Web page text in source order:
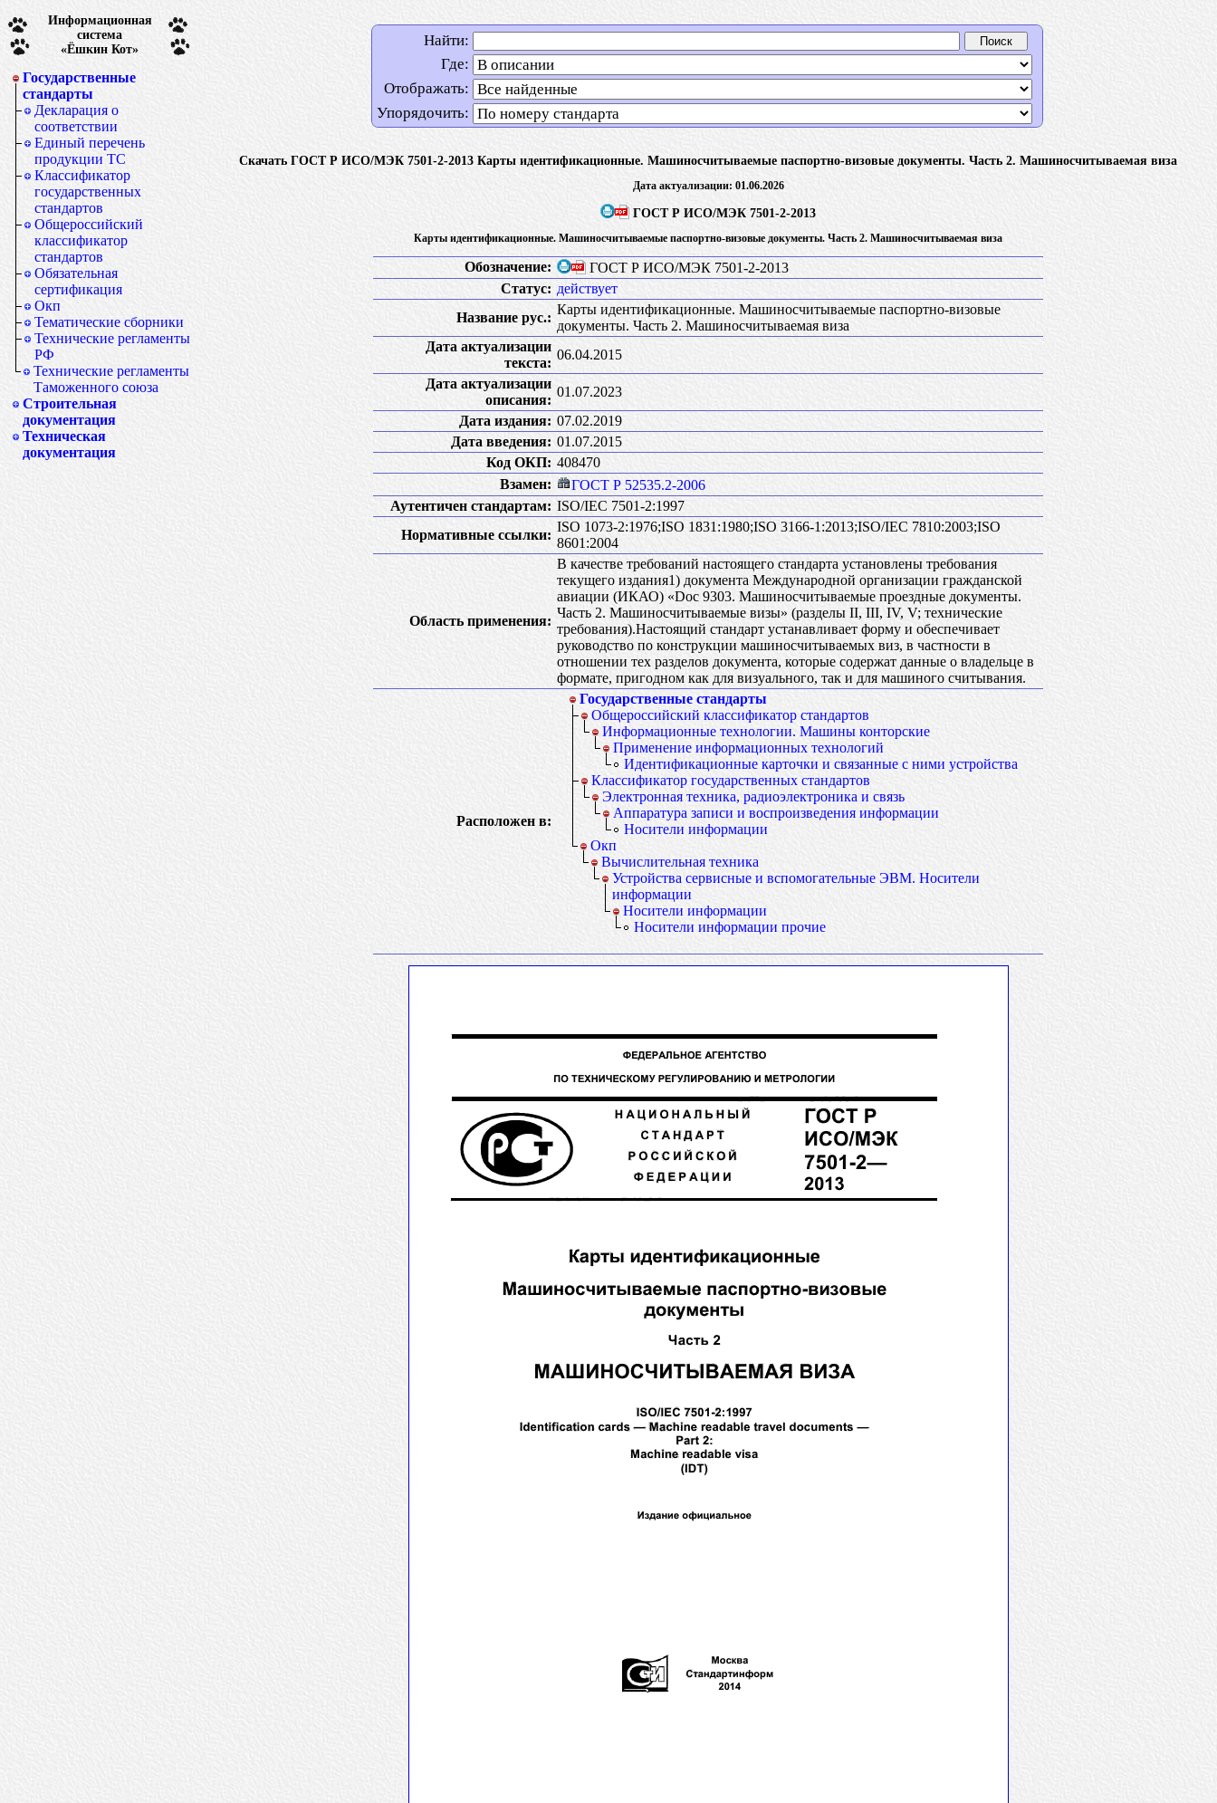
Информационная
система
«Ёшкин Кот»
Государственные
стандарты
Декларация о
соответствии
Единый перечень
продукции ТС
Классификатор
государственных
стандартов
Общероссийский
классификатор
стандартов
Обязательная
сертификация
Окп
Тематические сборники
Технические регламенты
РФ
Технические регламенты
Таможенного союза
Строительная
документация
Техническая
документация
Найти:
Где:
Отображать:
Упорядочить:
Скачать ГОСТ Р ИСО/МЭК 7501-2-2013 Карты идентификационные. Машиносчитываемые паспортно-визовые документы. Часть 2. Машиносчитываемая виза
Дата актуализации: 01.06.2026
ГОСТ Р ИСО/МЭК 7501-2-2013
Карты идентификационные. Машиносчитываемые паспортно-визовые документы. Часть 2. Машиносчитываемая виза
Обозначение:
ГОСТ Р ИСО/МЭК 7501-2-2013
Статус: действует
Название рус.:
Карты идентификационные. Машиносчитываемые паспортно-визовые
документы. Часть 2. Машиносчитываемая виза
Дата актуализации
текста:
06.04.2015
Дата актуализации
описания:
01.07.2023
Дата издания: 07.02.2019
Дата введения: 01.07.2015
Код ОКП: 408470
Взамен:
ГОСТ Р 52535.2-2006
Аутентичен стандартам: ISO/IEC 7501-2:1997
Нормативные ссылки:
ISO 1073-2:1976;ISO 1831:1980;ISO 3166-1:2013;ISO/IEC 7810:2003;ISO
8601:2004
Область применения:
В качестве требований настоящего стандарта установлены требования
текущего издания1) документа Международной организации гражданской
авиации (ИКАО) «Doc 9303. Машиносчитываемые проездные документы.
Часть 2. Машиносчитываемые визы» (разделы II, III, IV, V; технические
требования).Настоящий стандарт устанавливает форму и обеспечивает
руководство по конструкции машиносчитываемых виз, в частности в
отношении тех разделов документа, которые содержат данные о владельце в
формате, пригодном как для визуального, так и для машиного считывания.
Расположен в:
Государственные стандарты
Общероссийский классификатор стандартов
Информационные технологии. Машины конторские
Применение информационных технологий
Идентификационные карточки и связанные с ними устройства
Классификатор государственных стандартов
Электронная техника, радиоэлектроника и связь
Аппаратура записи и воспроизведения информации
Носители информации
Окп
Вычислительная техника
Устройства сервисные и вспомогательные ЭВМ. Носители
информации
Носители информации
Носители информации прочие